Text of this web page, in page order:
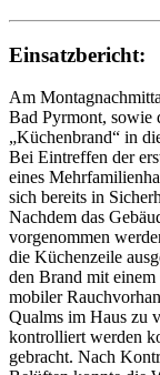
Einsatzbericht:
Am
Bad Pyrmont, sowie
„Küchenbrand“ in
Bei Eintreffen der
eines
sich bereits in
Nachdem das
vorgenommen
die Küchenzeile
den Brand mit
mobiler
Qualms im Haus zu
kontrolliert werden
gebracht. Nach